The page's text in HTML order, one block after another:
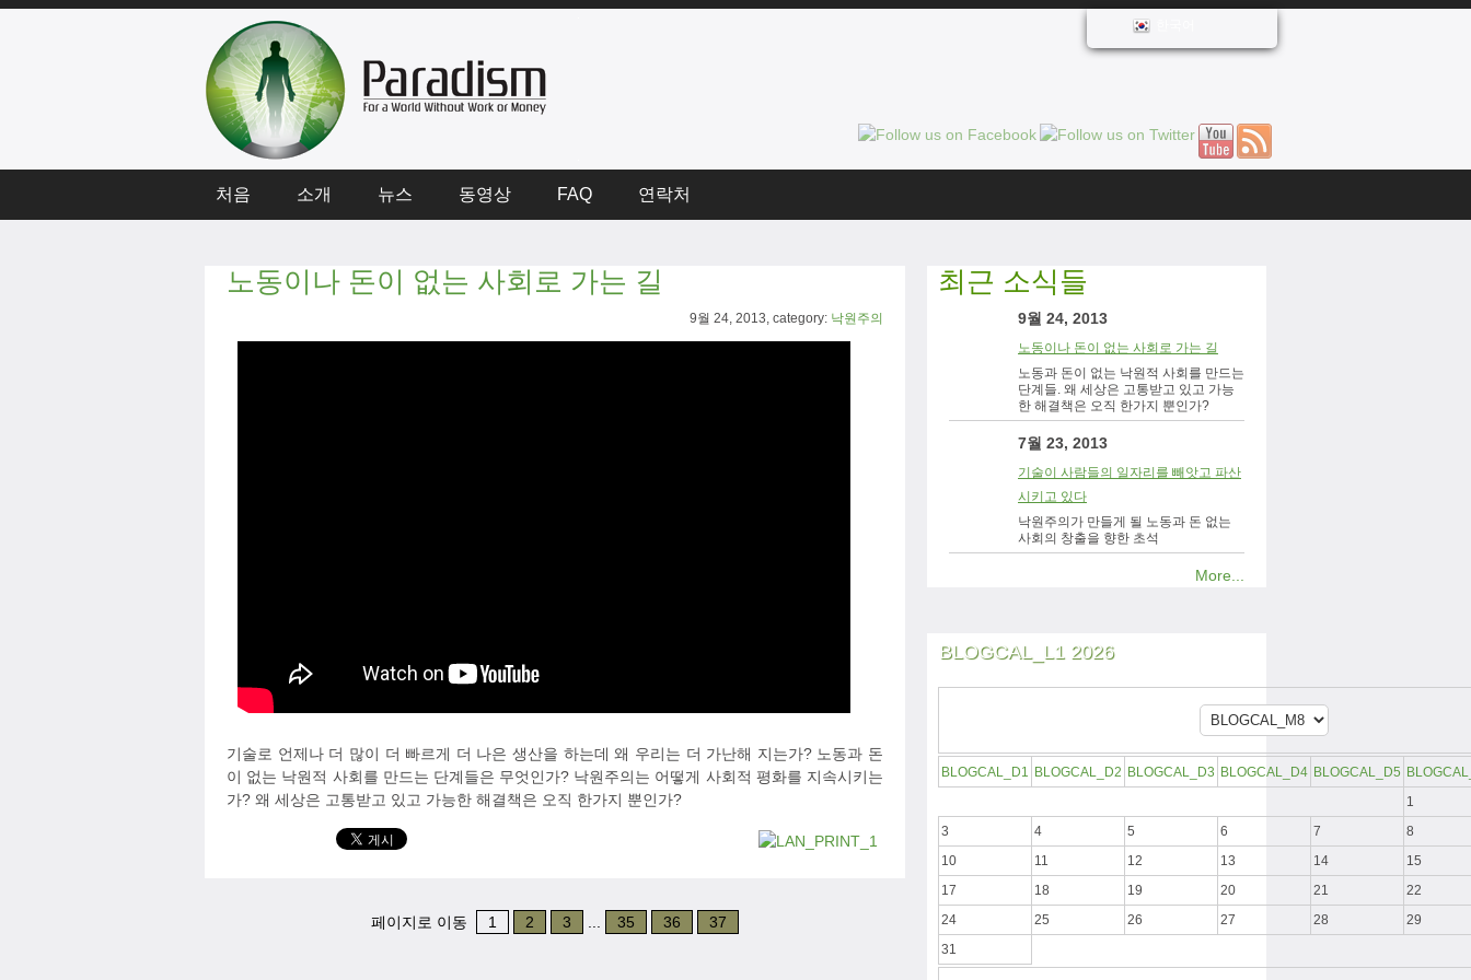
처음 소개 뉴스 동영상 FAQ 연락처
노동이나 돈이 없는 사회로 가는 길
9월 24, 2013, category: 낙원주의
기술로 언제나 더 많이 더 빠르게 더 나은 생산을 하는데 왜 우리는 더 가난해 지는가? 노동과 돈
이 없는 낙원적 사회를 만드는 단계들은 무엇인가? 낙원주의는 어떻게 사회적 평화를 지속시키는
가? 왜 세상은 고통받고 있고 가능한 해결책은 오직 한가지 뿐인가?
페이지로 이동 1 2 3 35 36 37
최근 소식들
9월 24, 2013
노동이나 돈이 없는 사회로 가는 길
노동과 돈이 없는 낙원적 사회를 만드는
단계들. 왜 세상은 고통받고 있고 가능
한 해결책은 오직 한가지 뿐인가?
7월 23, 2013
기술이 사람들의 일자리를 빼앗고 파산
시키고 있다
낙원주의가 만들게 될 노동과 돈 없는
사회의 창출을 향한 초석
More...
BLOGCAL_L1 2026
BLOGCAL_D1 BLOGCAL_D2 BLOGCAL_D3 BLOGCAL_D4 BLOGCAL_D5
1
3
4 5 6 7
8
10
11 12 13 14
15
17
18 19 20 21
22
24
25 26 27 28
29
31